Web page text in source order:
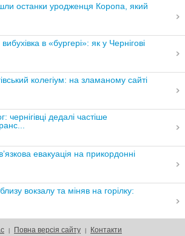
останки уродженця Коропа, який
в «бургері»: як у Чернігові
колегіум: на зламаному сайті
чернігівці дедалі частіше
евакуація на прикордонні
вокзалу та міняв на горілку:
з двома захисниками
Повна версія сайту Контакти